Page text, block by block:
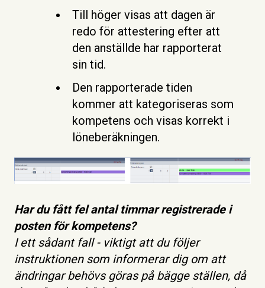
Till höger visas att dagen är
redo för attestering efter att
den anställde har rapporterat
sin tid.
Den rapporterade tiden
kommer att kategoriseras som
kompetens och visas korrekt i
löneberäkningen.
Har du fått fel antal timmar registrerade i
posten för kompetens?
I ett sådant fall - viktigt att du följer
instruktionen som informerar dig om att
ändringar behövs göras på bägge ställen, då